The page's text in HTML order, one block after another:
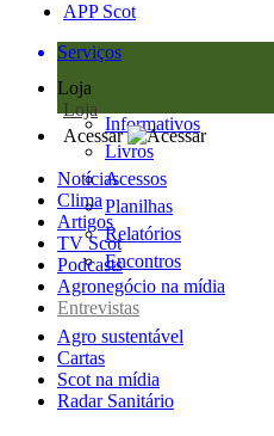
APP Scot
Serviços
Loja
Loja
Informativos
Livros
Acessos
Planilhas
Relatórios
Encontros
Acessar
Notícias
Clima
Artigos
TV Scot
Podcasts
Agronegócio na mídia
Entrevistas
Agro sustentável
Cartas
Scot na mídia
Radar Sanitário